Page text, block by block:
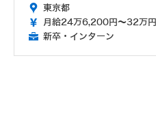
東京都
月給24万6,200円～32万円
新卒・インターン